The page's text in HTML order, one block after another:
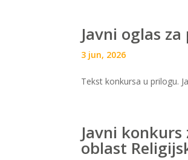
Javni oglas
3 jun, 2026
Tekst konkursa u prilogu.
Javni
oblast